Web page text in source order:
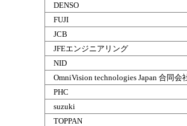
DENSO
FUJI
JCB
JFEエンジニアリング
NID
OmniVision technologies Japan 合同会
PHC
suzuki
TOPPAN